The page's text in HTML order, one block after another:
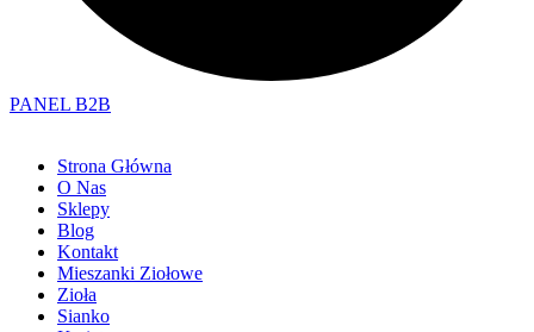
PANEL B2B
Strona Główna
O Nas
Sklepy
Blog
Kontakt
Mieszanki Ziołowe
Zioła
Sianko